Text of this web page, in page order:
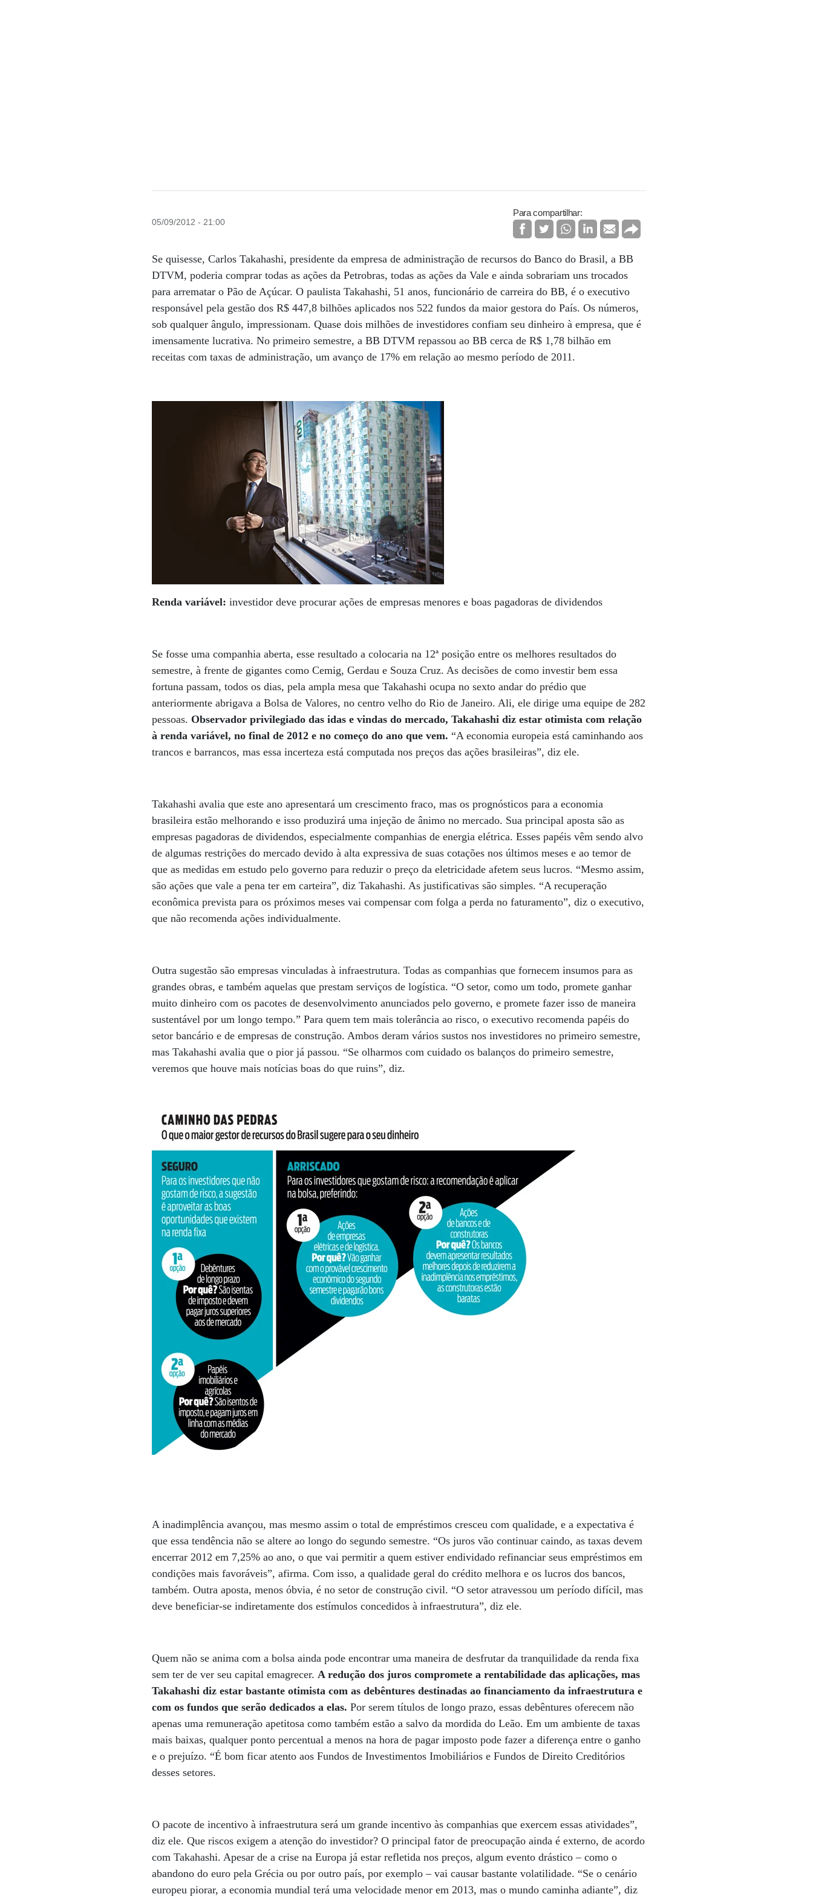
05/09/2012 - 21:00
Para compartilhar:
Se quisesse, Carlos Takahashi, presidente da empresa de administração de recursos do Banco do Brasil, a BB
DTVM, poderia comprar todas as ações da Petrobras, todas as ações da Vale e ainda sobrariam uns trocados
para arrematar o Pão de Açúcar. O paulista Takahashi, 51 anos, funcionário de carreira do BB, é o executivo
responsável pela gestão dos R$ 447,8 bilhões aplicados nos 522 fundos da maior gestora do País. Os números,
sob qualquer ângulo, impressionam. Quase dois milhões de investidores confiam seu dinheiro à empresa, que é
imensamente lucrativa. No primeiro semestre, a BB DTVM repassou ao BB cerca de R$ 1,78 bilhão em
receitas com taxas de administração, um avanço de 17% em relação ao mesmo período de 2011.
Renda variável:investidor deve procurar ações de empresas menores e boas pagadoras de dividendos
Se fosse uma companhia aberta, esse resultado a colocaria na 12ª posição entre os melhores resultados do
semestre, à frente de gigantes como Cemig, Gerdau e Souza Cruz. As decisões de como investir bem essa
fortuna passam, todos os dias, pela ampla mesa que Takahashi ocupa no sexto andar do prédio que
anteriormente abrigava a Bolsa de Valores, no centro velho do Rio de Janeiro. Ali, ele dirige uma equipe de 282
pessoas. Observador privilegiado das idas e vindas do mercado, Takahashi diz estar otimista com relação
à renda variável, no final de 2012 e no começo do ano que vem. “A economia europeia está caminhando aos
trancos e barrancos, mas essa incerteza está computada nos preços das ações brasileiras”, diz ele.
Takahashi avalia que este ano apresentará um crescimento fraco, mas os prognósticos para a economia
brasileira estão melhorando e isso produzirá uma injeção de ânimo no mercado. Sua principal aposta são as
empresas pagadoras de dividendos, especialmente companhias de energia elétrica. Esses papéis vêm sendo alvo
de algumas restrições do mercado devido à alta expressiva de suas cotações nos últimos meses e ao temor de
que as medidas em estudo pelo governo para reduzir o preço da eletricidade afetem seus lucros. “Mesmo assim,
são ações que vale a pena ter em carteira”, diz Takahashi. As justificativas são simples. “A recuperação
econômica prevista para os próximos meses vai compensar com folga a perda no faturamento”, diz o executivo,
que não recomenda ações individualmente.
Outra sugestão são empresas vinculadas à infraestrutura. Todas as companhias que fornecem insumos para as
grandes obras, e também aquelas que prestam serviços de logística. “O setor, como um todo, promete ganhar
muito dinheiro com os pacotes de desenvolvimento anunciados pelo governo, e promete fazer isso de maneira
sustentável por um longo tempo.” Para quem tem mais tolerância ao risco, o executivo recomenda papéis do
setor bancário e de empresas de construção. Ambos deram vários sustos nos investidores no primeiro semestre,
mas Takahashi avalia que o pior já passou. “Se olharmos com cuidado os balanços do primeiro semestre,
veremos que houve mais notícias boas do que ruins”, diz.
A inadimplência avançou, mas mesmo assim o total de empréstimos cresceu com qualidade, e a expectativa é
que essa tendência não se altere ao longo do segundo semestre. “Os juros vão continuar caindo, as taxas devem
encerrar 2012 em 7,25% ao ano, o que vai permitir a quem estiver endividado refinanciar seus empréstimos em
condições mais favoráveis”, afirma. Com isso, a qualidade geral do crédito melhora e os lucros dos bancos,
também. Outra aposta, menos óbvia, é no setor de construção civil. “O setor atravessou um período difícil, mas
deve beneficiar-se indiretamente dos estímulos concedidos à infraestrutura”, diz ele.
Quem não se anima com a bolsa ainda pode encontrar uma maneira de desfrutar da tranquilidade da renda fixa
sem ter de ver seu capital emagrecer.A redução dos juros compromete a rentabilidade das aplicações, mas
Takahashi diz estar bastante otimista com as debêntures destinadas ao financiamento da infraestrutura e
com os fundos que serão dedicados a elas. Por serem títulos de longo prazo, essas debêntures oferecem não
apenas uma remuneração apetitosa como também estão a salvo da mordida do Leão. Em um ambiente de taxas
mais baixas, qualquer ponto percentual a menos na hora de pagar imposto pode fazer a diferença entre o ganho
e o prejuízo. “É bom ficar atento aos Fundos de Investimentos Imobiliários e Fundos de Direito Creditórios
desses setores.
O pacote de incentivo à infraestrutura será um grande incentivo às companhias que exercem essas atividades”,
diz ele. Que riscos exigem a atenção do investidor? O principal fator de preocupação ainda é externo, de acordo
com Takahashi. Apesar de a crise na Europa já estar refletida nos preços, algum evento drástico – como o
abandono do euro pela Grécia ou por outro país, por exemplo – vai causar bastante volatilidade. “Se o cenário
europeu piorar, a economia mundial terá uma velocidade menor em 2013, mas o mundo caminha adiante”, diz